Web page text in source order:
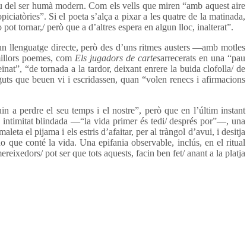
ser humà modern. Com els vells que miren “amb aquest aire
Si el poeta s’alça a pixar a les quatre de la matinada,
tornar,/ però que a d’altres espera en algun lloc, inalterat”.
llenguatge directe, però des d’uns ritmes austers —amb motles
poemes, com Els jugadors de cartesarrecerats en una “pau
“de tornada a la tardor, deixant enrere la buida clofolla/ de
que beuen vi i escridassen, quan “volen renecs i afirmacions
a perdre el seu temps i el nostre”, però que en l’últim instant
intimitat blindada —“la vida primer és tedi/ després por”—, una
el pijama i els estris d’afaitar, per al tràngol d’avui, i desitja
que conté la vida. Una epifania observable, inclús, en el ritual
pot ser que tots aquests, facin ben fet/ anant a la platja